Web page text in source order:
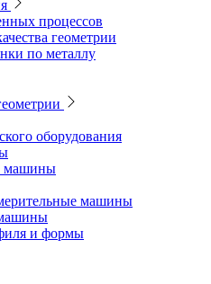
процессов
геометрии
по металлу